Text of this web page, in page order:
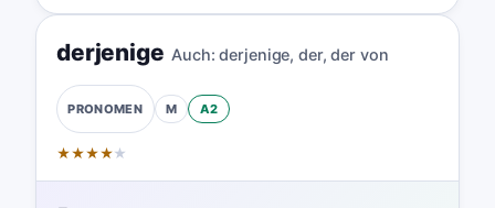
derjenige Auch: derjenige, der,der von
PRONOMEN M A2
★★★★★